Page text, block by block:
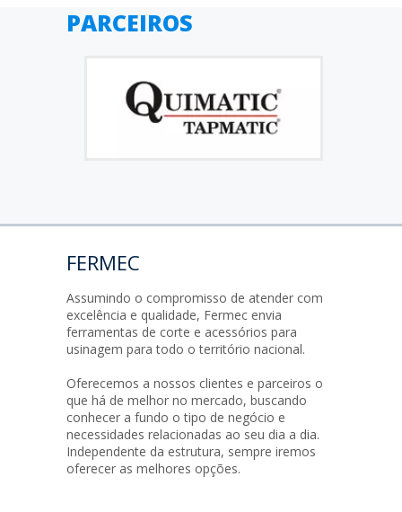
PARCEIROS
FERMEC
Assumindo o compromisso de atender com
excelência e qualidade, Fermec envia
ferramentas de corte e acessórios para
usinagem para todo o território nacional.
Oferecemos a nossos clientes e parceiros o
que há de melhor no mercado, buscando
conhecer a fundo o tipo de negócio e
necessidades relacionadas ao seu dia a dia.
Independente da estrutura, sempre iremos
oferecer as melhores opções.